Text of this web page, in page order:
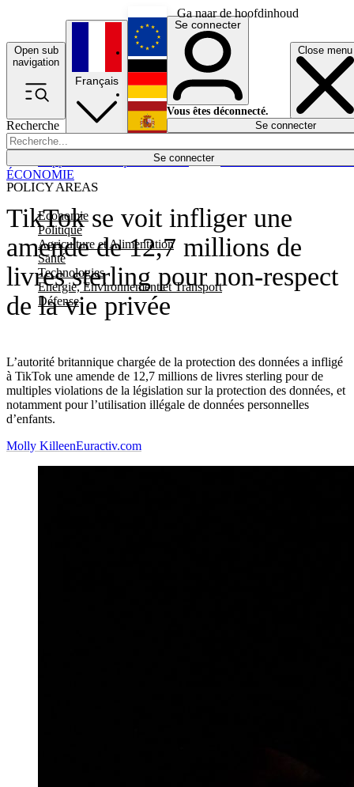
Ga naar de hoofdinhoud
Open sub
navigation
Close menu
Recherche
Se connecter
POLICY AREAS
Economie
Politique
Agriculture et Alimentation
Santé
Technologies
Energie, Environnement et Transport
Défense
Économie
Français
English
Deutsch
Español
Se connecter
Vous êtes déconnecté.
Se connecter
TikTok se voit infliger une
amende de 12,7 millions de
livres sterling pour non-respect
de la vie privée
L’autorité britannique chargée de la protection des données a infligé
à TikTok une amende de 12,7 millions de livres sterling pour de
multiples violations de la législation sur la protection des données, et
notamment pour l’utilisation illégale de données personnelles
d’enfants.
ÉCONOMIE
Molly KilleenEuractiv.com